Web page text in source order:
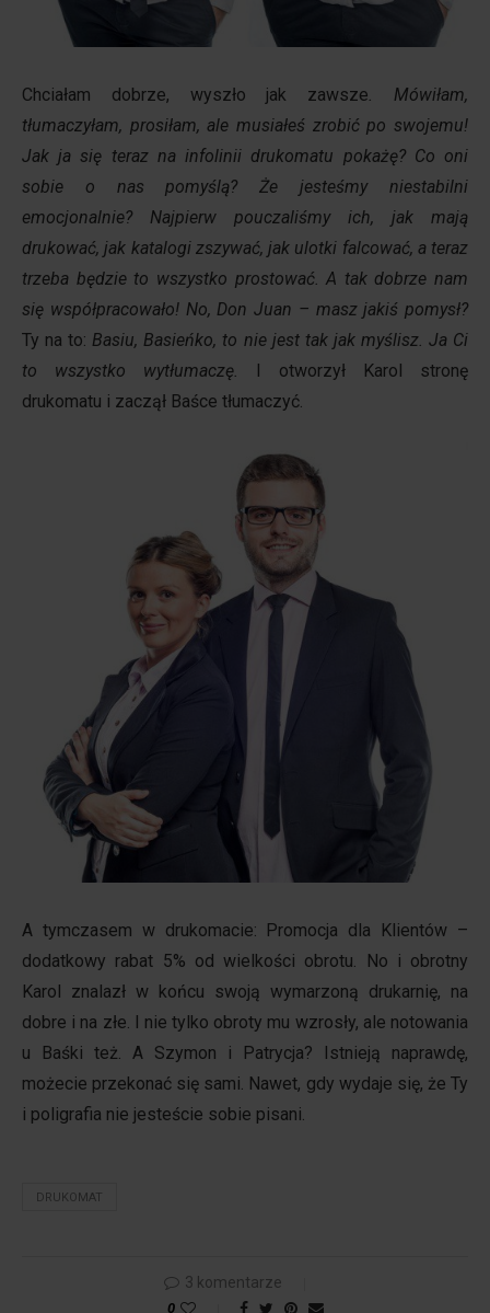
Chciałam dobrze, wyszło jak zawsze
Mówiłam,
tłumaczyłam, prosiłam, ale musiałeś zrobić po swojemu!
Jak ja się teraz na infolinii drukomatu pokażę? Co oni
sobie o nas pomyślą? Że jesteśmy niestabilni
emocjonalnie? Najpierw pouczaliśmy ich, jak mają
drukować, jak katalogi zszywać, jak ulotki falcować, a teraz
trzeba będzie to wszystko prostować. A tak dobrze nam
się współpracowało! No, Don Juan – masz jakiś pomysł?
Ty na to: Basiu, Basieńko, to nie jest tak jak myślisz. Ja Ci
to wszystko wytłumaczę.
I otworzył Karol stronę
drukomatu i zaczął Baśce tłumaczyć.
A tymczasem w drukomacie: Promocja dla Klientów –
dodatkowy rabat 5% od wielkości obrotu. No i obrotny
Karol znalazł w końcu swoją wymarzoną drukarnię, na
dobre i na złe. I nie tylko obroty mu wzrosły, ale notowania
u Baśki też. A Szymon i Patrycja? Istnieją naprawdę,
możecie przekonać się sami. Nawet, gdy wydaje się, że Ty
i poligrafia nie jesteście sobie pisani.
DRUKOMAT
3 komentarze
0